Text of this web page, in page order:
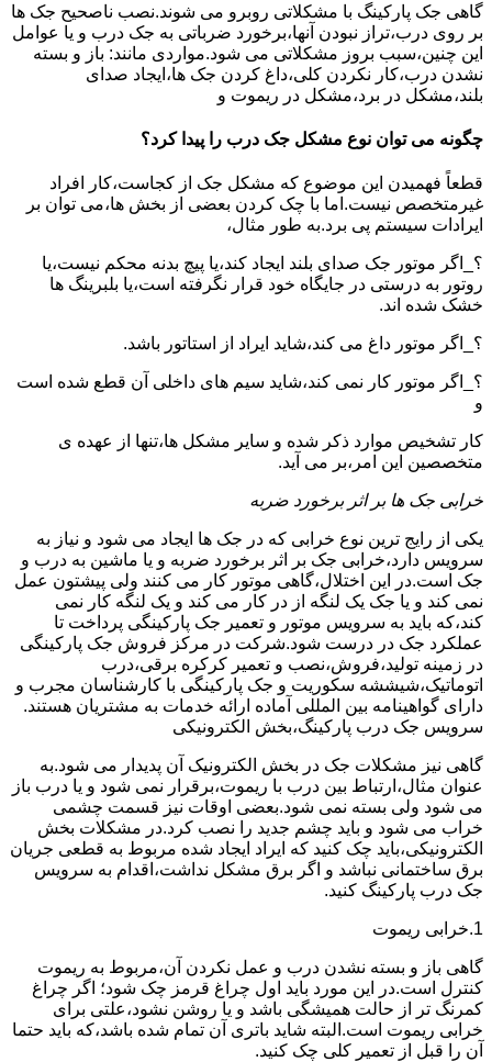
گاهی جک پارکینگ با مشکلاتی روبرو می شوند.نصب ناصحیح جک ها
بر روی درب،تراز نبودن آنها،برخورد ضرباتی به جک درب و یا عوامل
این چنین،سبب بروز مشکلاتی می شود.مواردی مانند: باز و بسته
نشدن درب،کار نکردن کلی،داغ کردن جک ها،ایجاد صدای
بلند،مشکل در برد،مشکل در ریموت و
چگونه می توان نوع مشکل جک درب را پیدا کرد؟
قطعاً فهمیدن این موضوع که مشکل جک از کجاست،کار افراد
غیرمتخصص نیست.اما با چک کردن بعضی از بخش ها،می توان بر
ایرادات سیستم پی برد.به طور مثال،
؟_اگر موتور جک صدای بلند ایجاد کند،یا پیچ بدنه محکم نیست،یا
روتور به درستی در جایگاه خود قرار نگرفته است،یا بلبرینگ ها
خشک شده اند.
؟_اگر موتور داغ می کند،شاید ایراد از استاتور باشد.
؟_اگر موتور کار نمی کند،شاید سیم های داخلی آن قطع شده است
و
کار تشخیص موارد ذکر شده و سایر مشکل ها،تنها از عهده ی
متخصصین این امر،بر می آید.
خرابی جک ها بر اثر برخورد ضربه
یکی از رایج ترین نوع خرابی که در جک ها ایجاد می شود و نیاز به
سرویس دارد،خرابی جک بر اثر برخورد ضربه و یا ماشین به درب و
جک است.در این اختلال،گاهی موتور کار می کنند ولی پیشتون عمل
نمی کند و یا جک یک لنگه از در کار می کند و یک لنگه کار نمی
کند،که باید به سرویس موتور و تعمیر جک پارکینگی پرداخت تا
عملکرد جک در درست شود.شرکت در مرکز فروش جک پارکینگی
در زمینه تولید،فروش،نصب و تعمیر کرکره برقی،درب
اتوماتیک،شیششه سکوریت و جک پارکینگی با کارشناسان مجرب و
دارای گواهینامه بین المللی آماده ارائه خدمات به مشتریان هستند.
سرویس جک درب پارکینگ،بخش الکترونیکی
گاهی نیز مشکلات جک در بخش الکترونیک آن پدیدار می شود.به
عنوان مثال،ارتباط بین درب با ریموت،برقرار نمی شود و یا درب باز
می شود ولی بسته نمی شود.بعضی اوقات نیز قسمت چشمی
خراب می شود و باید چشم جدید را نصب کرد.در مشکلات بخش
الکترونیکی،باید چک کنید که ایراد ایجاد شده مربوط به قطعی جریان
برق ساختمانی نباشد و اگر برق مشکل نداشت،اقدام به سرویس
جک درب پارکینگ کنید.
1.خرابی ریموت
گاهی باز و بسته نشدن درب و عمل نکردن آن،مربوط به ریموت
کنترل است.در این مورد باید اول چراغ قرمز چک شود؛ اگر چراغ
کمرنگ تر از حالت همیشگی باشد و یا روشن نشود،علتی برای
خرابی ریموت است.البته شاید باتری آن تمام شده باشد،که باید حتما
آن را قبل از تعمیر کلی چک کنید.